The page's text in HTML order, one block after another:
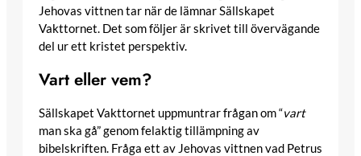
Jehovas vittnen tar när de lämnar Sällskapet
Vakttornet. Det som följer är skrivet till övervägande
del ur ett kristet perspektiv.
Vart eller vem?
Sällskapet Vakttornet uppmuntrar frågan om “vart
man ska gå” genom felaktig tillämpning av
bibelskriften. Fråga ett av Jehovas vittnen vad Petrus